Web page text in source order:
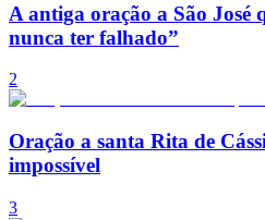
A antiga oração a São José
nunca ter falhado”
2
Oração a santa Rita de
impossível
3